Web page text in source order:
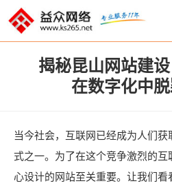
揭秘昆山网站建
在数字化中脱
当今社会，互联网已经成为人们
式之一。为了在这个竞争激烈的
心设计的网站至关重要。让我们